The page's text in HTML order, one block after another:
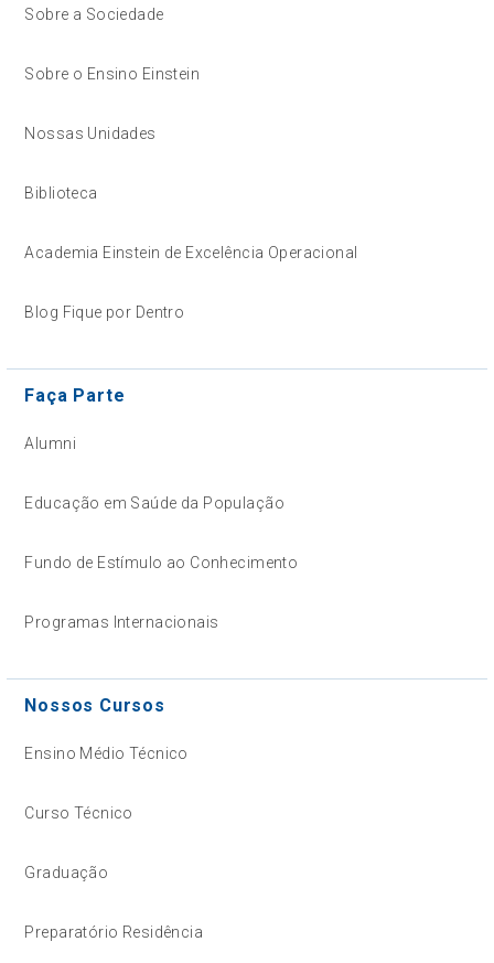
Sobre a Sociedade
Sobre o Ensino Einstein
Nossas Unidades
Biblioteca
Academia Einstein de Excelência Operacional
Blog Fique por Dentro
Faça Parte
Alumni
Educação em Saúde da População
Fundo de Estímulo ao Conhecimento
Programas Internacionais
Nossos Cursos
Ensino Médio Técnico
Curso Técnico
Graduação
Preparatório Residência